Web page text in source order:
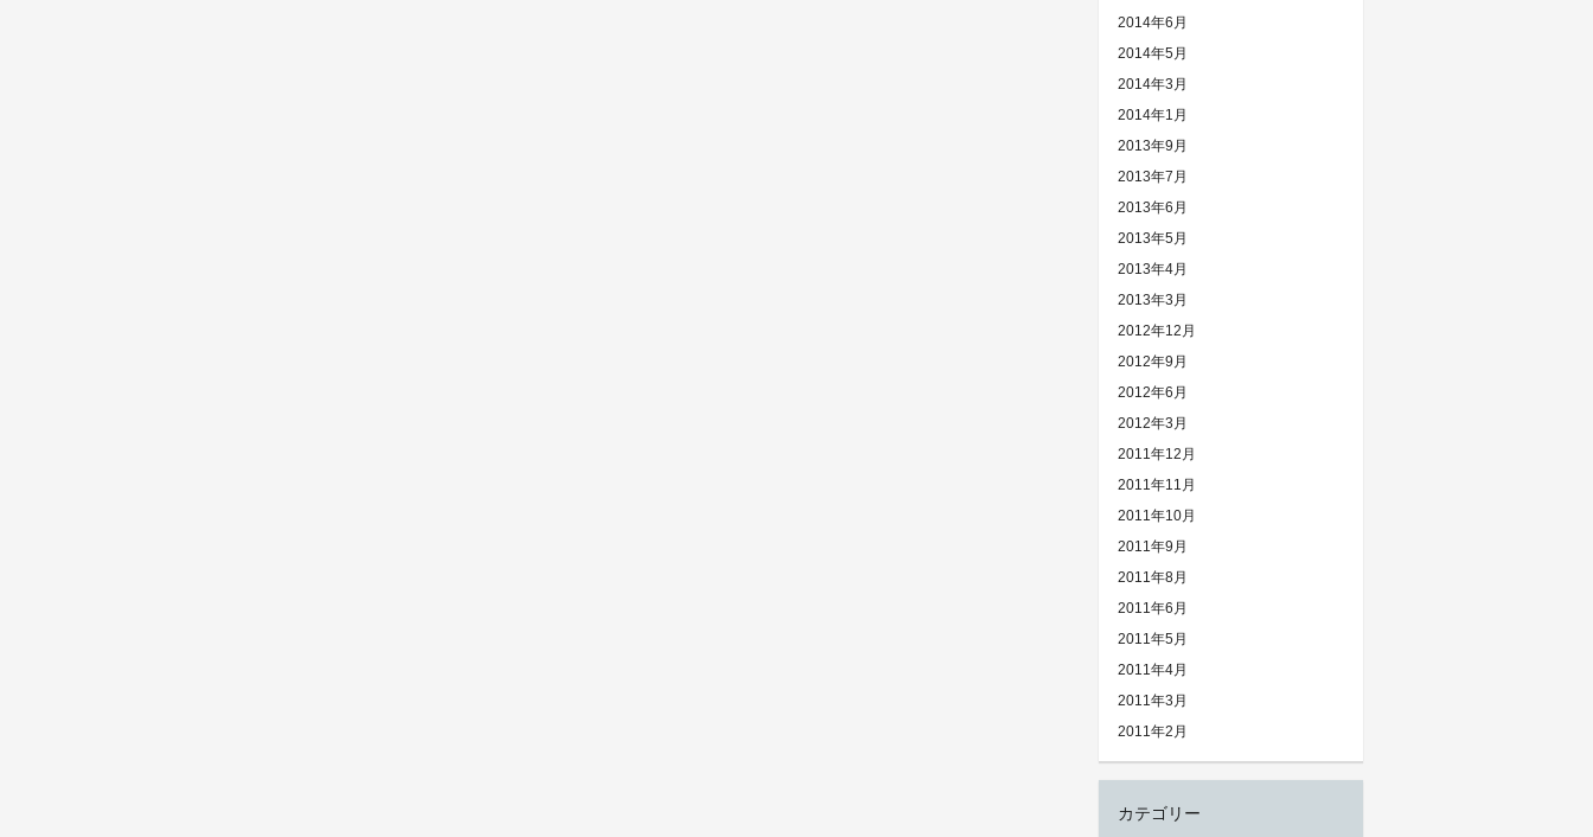
2014年6月
2014年5月
2014年3月
2014年1月
2013年9月
2013年7月
2013年6月
2013年5月
2013年4月
2013年3月
2012年12月
2012年9月
2012年6月
2012年3月
2011年12月
2011年11月
2011年10月
2011年9月
2011年8月
2011年6月
2011年5月
2011年4月
2011年3月
2011年2月
カテゴリー